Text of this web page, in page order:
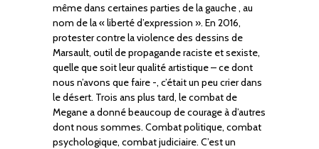
même dans certaines parties de la gauche , au
nom de la « liberté d’expression ». En 2016,
protester contre la violence des dessins de
Marsault, outil de propagande raciste et sexiste,
quelle que soit leur qualité artistique – ce dont
nous n’avons que faire -, c’était un peu crier dans
le désert. Trois ans plus tard, le combat de
Megane a donné beaucoup de courage à d’autres
dont nous sommes. Combat politique, combat
psychologique, combat judiciaire. C’est un